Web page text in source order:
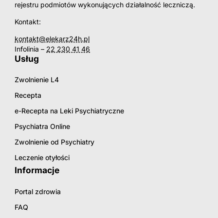
rejestru podmiotów wykonujących działalność leczniczą.
Kontakt:
kontakt@elekarz24h.pl
Infolinia – 22 230 41 46
Usług
Zwolnienie L4
Recepta
e-Recepta na Leki Psychiatryczne
Psychiatra Online
Zwolnienie od Psychiatry
Leczenie otyłości
Informacje
Portal zdrowia
FAQ